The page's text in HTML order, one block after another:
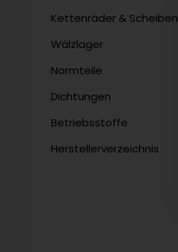
Kettenräder & Scheiben
Wälzlager
Normteile
Dichtungen
Betriebsstoffe
Herstellerverzeichnis